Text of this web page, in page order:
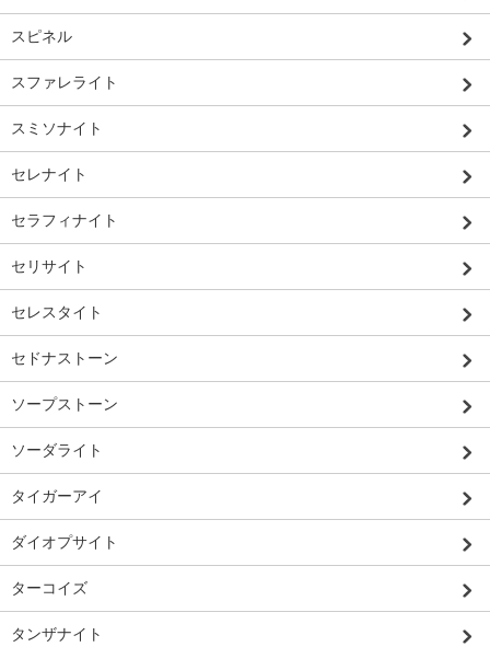
スピネル
スファレライト
スミソナイト
セレナイト
セラフィナイト
セリサイト
セレスタイト
セドナストーン
ソープストーン
ソーダライト
タイガーアイ
ダイオプサイト
ターコイズ
タンザナイト